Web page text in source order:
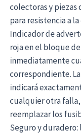
colectoras y piezas
para resistencia a
Indicador de
roja en el bloque
inmediatamente
correspondiente.
indicará
cualquier otra
reemplazar los
Seguro y